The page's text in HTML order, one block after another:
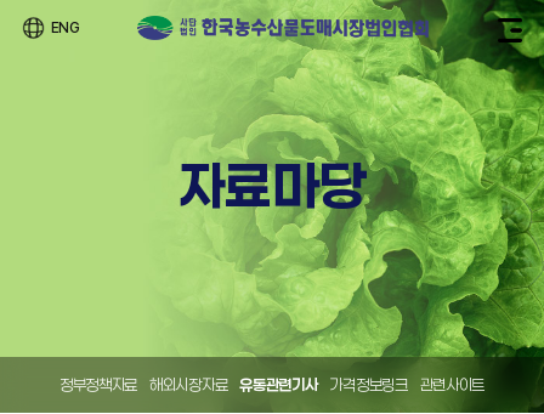
ENG
자료마당
정부정책자료 해외시장자료 유통관련기사 가격정보링크 관련사이트